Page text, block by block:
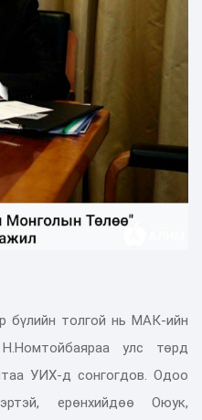
бүлийн толгой нь МАК-ийн
улс төрд
УИХ-д сонгогдов. Одоо
ерөнхийдөө Оюук,